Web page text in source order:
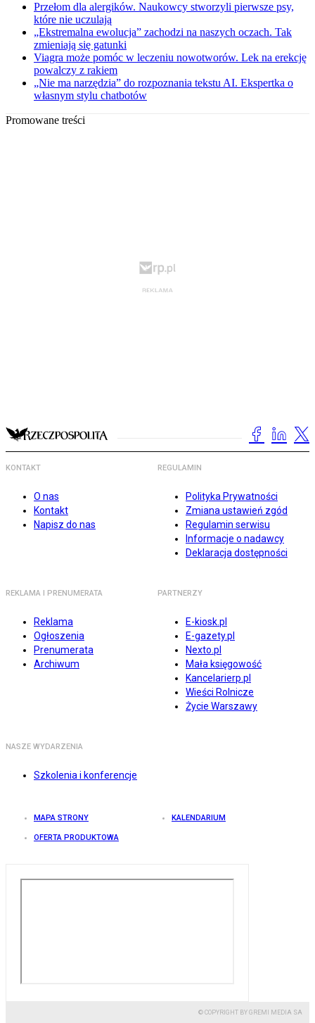
Przełom dla alergików. Naukowcy stworzyli pierwsze psy,
które nie uczulają
„Ekstremalna ewolucja” zachodzi na naszych oczach. Tak
zmieniają się gatunki
Viagra może pomóc w leczeniu nowotworów. Lek na erekcję
powalczy z rakiem
„Nie ma narzędzia” do rozpoznania tekstu AI. Ekspertka o
własnym stylu chatbotów
Promowane treści
KONTAKT
O nas
Kontakt
Napisz do nas
REGULAMIN
Polityka Prywatności
Zmiana ustawień zgód
Regulamin serwisu
Informacje o nadawcy
Deklaracja dostępności
REKLAMA I PRENUMERATA
Reklama
Ogłoszenia
Prenumerata
Archiwum
PARTNERZY
E-kiosk.pl
E-gazety.pl
Nexto.pl
Mała księgowość
Kancelarierp.pl
Wieści Rolnicze
Życie Warszawy
NASZE WYDARZENIA
Szkolenia i konferencje
MAPA STRONY KALENDARIUM
OFERTA PRODUKTOWA
© COPYRIGHT BY GREMI MEDIA SA